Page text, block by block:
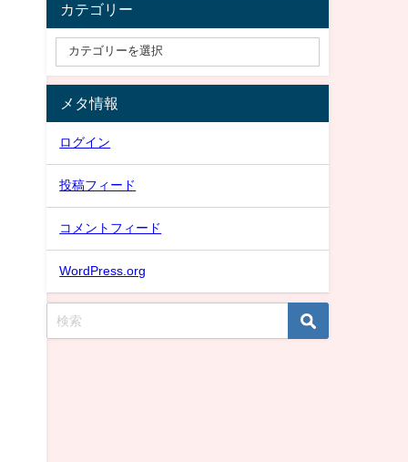
カテゴリー
メタ情報
ログイン
投稿フィード
コメントフィード
WordPress.org